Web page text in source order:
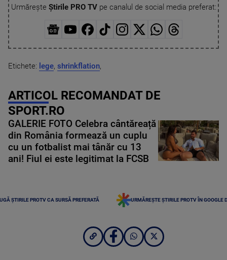
Urmărește Știrile PRO TVpe canalul de social media preferat:
Etichete: lege, shrinkflation,
ARTICOL RECOMANDAT DE
SPORT.RO
GALERIE FOTO Celebra cântăreață
din România formează un cuplu
cu un fotbalist mai tânăr cu 13
ani! Fiul ei este legitimat la FCSB
ȘTIRILE PROTV CA SURSĂ PREFERATĂ URMĂREȘTE ȘTIRILE PROTV ÎN GOOGLE